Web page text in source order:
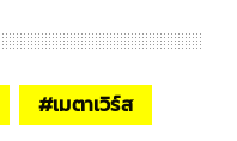
#เมตาเวิร์ส